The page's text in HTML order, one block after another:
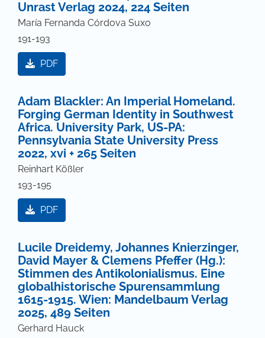
Unrast Verlag 2024, 224 Seiten
María Fernanda Córdova Suxo
191-193
PDF
Adam Blackler: An Imperial Homeland.
Forging German Identity in Southwest
Africa. University Park, US-PA:
Pennsylvania State University Press
2022, xvi + 265 Seiten
Reinhart Kößler
193-195
PDF
Lucile Dreidemy, Johannes Knierzinger,
David Mayer & Clemens Pfeffer (Hg.):
Stimmen des Antikolonialismus. Eine
globalhistorische Spurensammlung
1615-1915. Wien: Mandelbaum Verlag
2025, 489 Seiten
Gerhard Hauck